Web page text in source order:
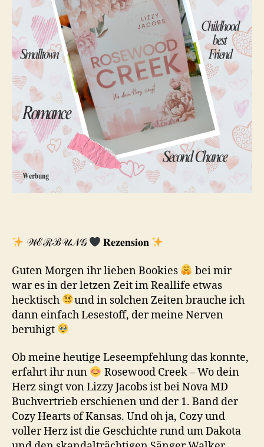
𝒲ℰℛℬ𝒰𝒩𝒢 𝐑𝐞𝐳𝐞𝐧𝐬𝐢𝐨𝐧
Guten Morgen ihr lieben Bookies
bei mir
war es in der letzen Zeit im Reallife etwas
hecktisch
und in solchen Zeiten brauche ich
dann einfach Lesestoff, der meine Nerven
beruhigt
Ob meine heutige Leseempfehlung das konnte,
erfahrt ihr nun
Rosewood Creek – Wo dein
Herz singt von Lizzy Jacobs ist bei Nova MD
Buchvertrieb erschienen und der 1. Band der
Cozy Hearts of Kansas. Und oh ja, Cozy und
voller Herz ist die Geschichte rund um Dakota